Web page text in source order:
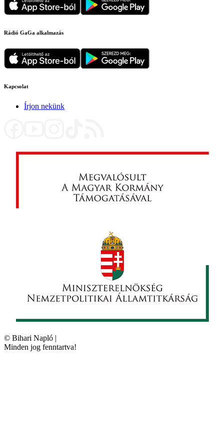
Rádió GaGa alkalmazás
Kapcsolat
Írjon nekünk
© Bihari Napló |
Minden jog fenntartva!